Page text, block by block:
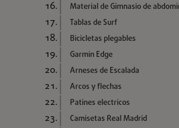
Material de Gimnasio de
Tablas de Surf
Bicicletas plegables
Garmin Edge
Arneses de Escalada
Arcos y flechas
Patines electricos
Camisetas Real Madrid